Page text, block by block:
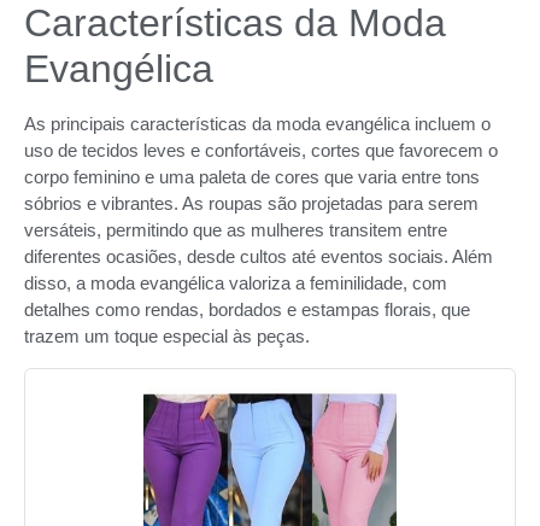
Características da Moda
Evangélica
As principais características da moda evangélica incluem o
uso de tecidos leves e confortáveis, cortes que favorecem o
corpo feminino e uma paleta de cores que varia entre tons
sóbrios e vibrantes. As roupas são projetadas para serem
versáteis, permitindo que as mulheres transitem entre
diferentes ocasiões, desde cultos até eventos sociais. Além
disso, a moda evangélica valoriza a feminilidade, com
detalhes como rendas, bordados e estampas florais, que
trazem um toque especial às peças.